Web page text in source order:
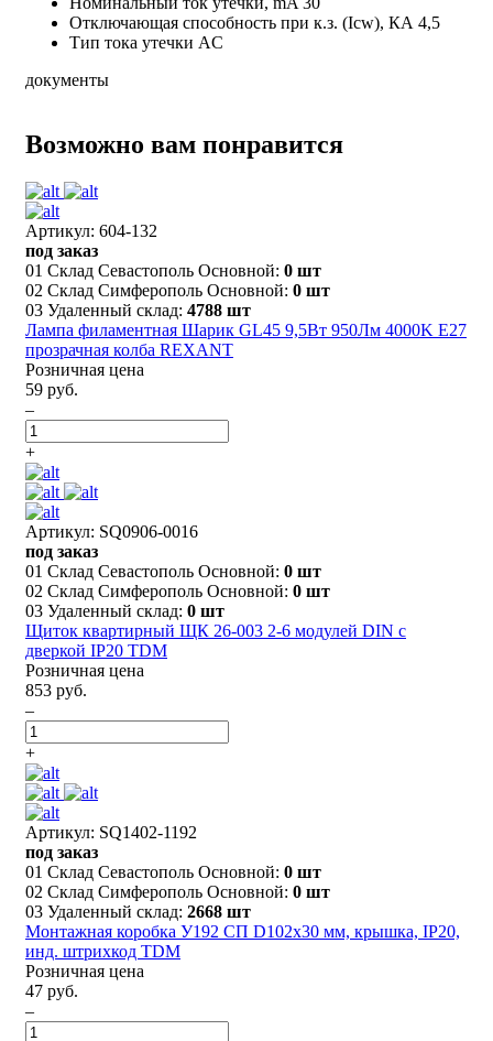
Отключающая способность при к.з. (Icw), КА 4,5
Тип тока утечки AC
документы
Возможно вам понравится
Артикул: 604-132
под заказ
01 Склад Севастополь Основной: 0 шт
02 Склад Симферополь Основной: 0 шт
03 Удаленный склад: 4788 шт
Лампа филаментная Шарик GL45 9,5Вт 950Лм 4000K E27
прозрачная колба REXANT
Розничная цена
59 руб.
–
+
Артикул: SQ0906-0016
под заказ
01 Склад Севастополь Основной: 0 шт
02 Склад Симферополь Основной: 0 шт
03 Удаленный склад: 0 шт
Щиток квартирный ЩК 26-003 2-6 модулей DIN с
дверкой IP20 TDM
Розничная цена
853 руб.
–
+
Артикул: SQ1402-1192
под заказ
01 Склад Севастополь Основной: 0 шт
02 Склад Симферополь Основной: 0 шт
03 Удаленный склад: 2668 шт
Монтажная коробка У192 СП D102х30 мм, крышка, IP20,
инд. штрихкод TDM
Розничная цена
47 руб.
–